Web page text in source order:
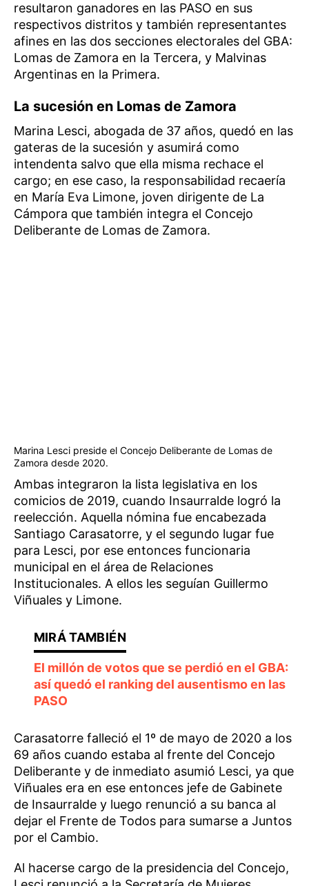
resultaron ganadores en las PASO en sus
respectivos distritos y también representantes
afines en las dos secciones electorales del GBA:
Lomas de Zamora en la Tercera, y Malvinas
Argentinas en la Primera.
La sucesión en Lomas de Zamora
Marina Lesci, abogada de 37 años, quedó en las
gateras de la sucesión y asumirá como
intendenta salvo que ella misma rechace el
cargo; en ese caso, la responsabilidad recaería
en María Eva Limone, joven dirigente de La
Cámpora que también integra el Concejo
Deliberante de Lomas de Zamora.
Marina Lesci preside el Concejo Deliberante de Lomas de
Zamora desde 2020.
Ambas integraron la lista legislativa en los
comicios de 2019, cuando Insaurralde logró la
reelección. Aquella nómina fue encabezada
Santiago Carasatorre, y el segundo lugar fue
para Lesci, por ese entonces funcionaria
municipal en el área de Relaciones
Institucionales. A ellos les seguían Guillermo
Viñuales y Limone.
El millón de votos que se perdió en el GBA:
así quedó el ranking del ausentismo en las
PASO
Carasatorre falleció el 1º de mayo de 2020 a los
69 años cuando estaba al frente del Concejo
Deliberante y de inmediato asumió Lesci, ya que
Viñuales era en ese entonces jefe de Gabinete
de Insaurralde y luego renunció a su banca al
dejar el Frente de Todos para sumarse a Juntos
por el Cambio.
Al hacerse cargo de la presidencia del Concejo,